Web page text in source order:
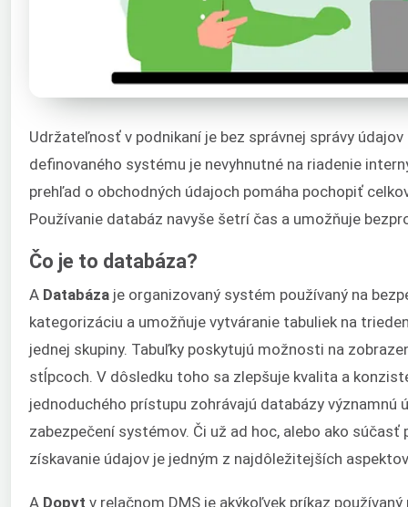
Udržateľnosť v podnikaní je bez správnej správy
definovaného systému je nevyhnutné na riadenie
prehľad o obchodných údajoch pomáha pochopiť
Používanie databáz navyše šetrí čas a umožňuje
Čo je to databáza?
A Databáza je organizovaný systém používaný na
kategorizáciu a umožňuje vytváranie tabuliek na
jednej skupiny. Tabuľky poskytujú možnosti na
stĺpcoch. V dôsledku toho sa zlepšuje kvalita a
jednoduchého prístupu zohrávajú databázy významnú
zabezpečení systémov. Či už ad hoc, alebo ako
získavanie údajov je jedným z najdôležitejších
A Dopyt v relačnom DMS je akýkoľvek príkaz